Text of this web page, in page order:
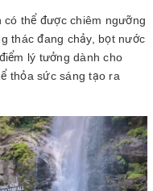
có thể được chiêm ngưỡng
thác đang chảy, bọt nước
lý tưởng dành cho
thỏa sức sáng tạo ra